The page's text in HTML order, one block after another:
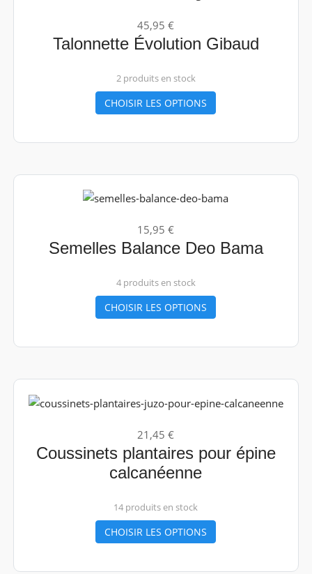
45,95 €
Talonnette Évolution Gibaud
2 produits en stock
CHOISIR LES OPTIONS
15,95 €
Semelles Balance Deo Bama
4 produits en stock
CHOISIR LES OPTIONS
21,45 €
Coussinets plantaires pour épine
calcanéenne
14 produits en stock
CHOISIR LES OPTIONS